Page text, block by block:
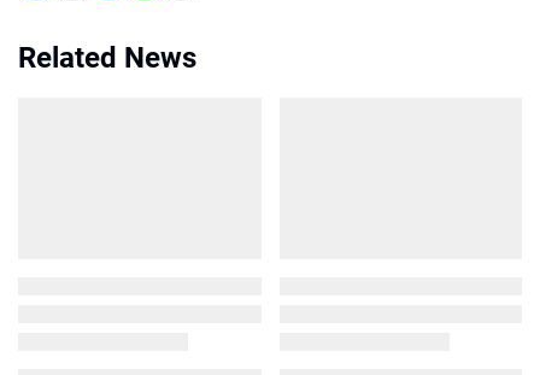
Related News